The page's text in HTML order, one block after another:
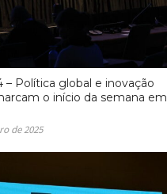
– Política global e inovação
o início da semana em
de 2025